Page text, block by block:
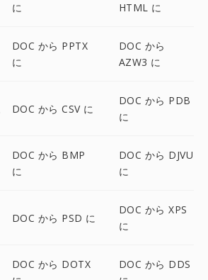
に
HTML に
DOC から PPTX
に
DOC から
AZW3 に
DOC から CSV に
DOC から PDB
に
DOC から BMP
に
DOC から DJVU
に
DOC から PSD に
DOC から XPS
に
DOC から DOTX
DOC から DDS